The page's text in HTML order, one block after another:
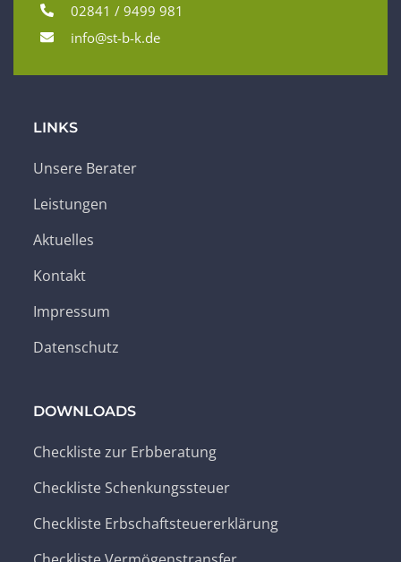
02841 / 9499 981
info@st-b-k.de
LINKS
Unsere Berater
Leistungen
Aktuelles
Kontakt
Impressum
Datenschutz
DOWNLOADS
Checkliste zur Erbberatung
Checkliste Schenkungssteuer
Checkliste Erbschaftsteuererklärung